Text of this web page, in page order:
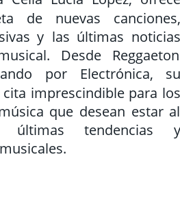
de nuevas
y las últimas
Desde
por Electrónica,
cita imprescindible para
que desean estar
últimas tendencias